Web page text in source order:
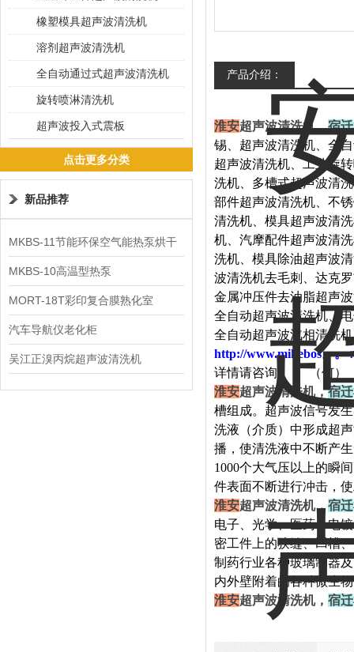
产品介绍：
淮安超声波清洗机，宿迁
锡、超声波清洗机、全
超声波清洗机、工业旋
洗机、多槽式超声波清
部件超声波清洗机、不
清洗机、模具超声波清
机、汽摩配件超声波清
洗机、模具除油超声波
波清洗机去毛刺、达克
金属冲压件去油脂超声
全自动超声波清洗机、
全自动超声波汽相清洗
http://www.mikebos。。
详情请咨询：
（何）
淮安超声波清洗机，宿迁
槽组成。超声波信号发
洗液（介质）中形成超
播，使清洗液中不断产
1000个大气压以上的瞬
件表面不断进行冲击，
淮安超声波清洗机，宿迁
电子、光学、医药、电
密工件上的狭缝、凹槽
制药行业各种玻璃制器
内外壁附着的各种微生
淮安超声波清洗机， 宿迁
橡塑模具超声波清洗机
溶剂超声波清洗机
全自动通过式超声波清洗机
旋转喷淋清洗机
超声波投入式震板
点击更多分类
新品推荐
MKBS-11节能环保空气能热泵烘干
机
MKBS-10高温型热泵
MORT-18T彩印复合膜熟化室
汽车导航仪老化柜
吴江正溴丙烷超声波清洗机